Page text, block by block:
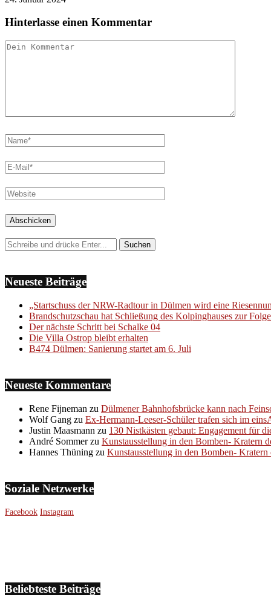
Hinterlasse einen Kommentar
Neueste Beiträge
„Startschuss der NRW-Radtour in Dülmen wird eine
Brandschutzschau hat Schließung des Kolpinghauses zur Folge
Der nächste Schritt bei Schalke 04
Die Villa Ostrop bleibt erhalten
B474 Dülmen: Sanierung startet am 6. Juli
Neueste Kommentare
Rene Fijneman zu Dülmener Bahnhofsbrücke kann nach
Wolf Gang zu Ex-Hermann-Leeser-Schüler trafen sich im
Justin Maasmann zu 130 Nistkästen gebaut: Engagement für
André Sommerzu Kunstausstellung in den Bomben- Kratern
Hannes Thüning zu Kunstausstellung in den Bomben-
Soziale Netzwerke
Facebook Instagram
Beliebteste Beiträge